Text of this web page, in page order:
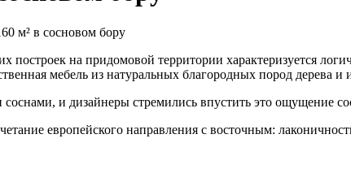
м² в сосновом бору
построек на придомовой территории характеризуется
мебель из натуральных благородных пород дерева
и дизайнеры стремились впустить это ощущение
европейского направления с восточным: